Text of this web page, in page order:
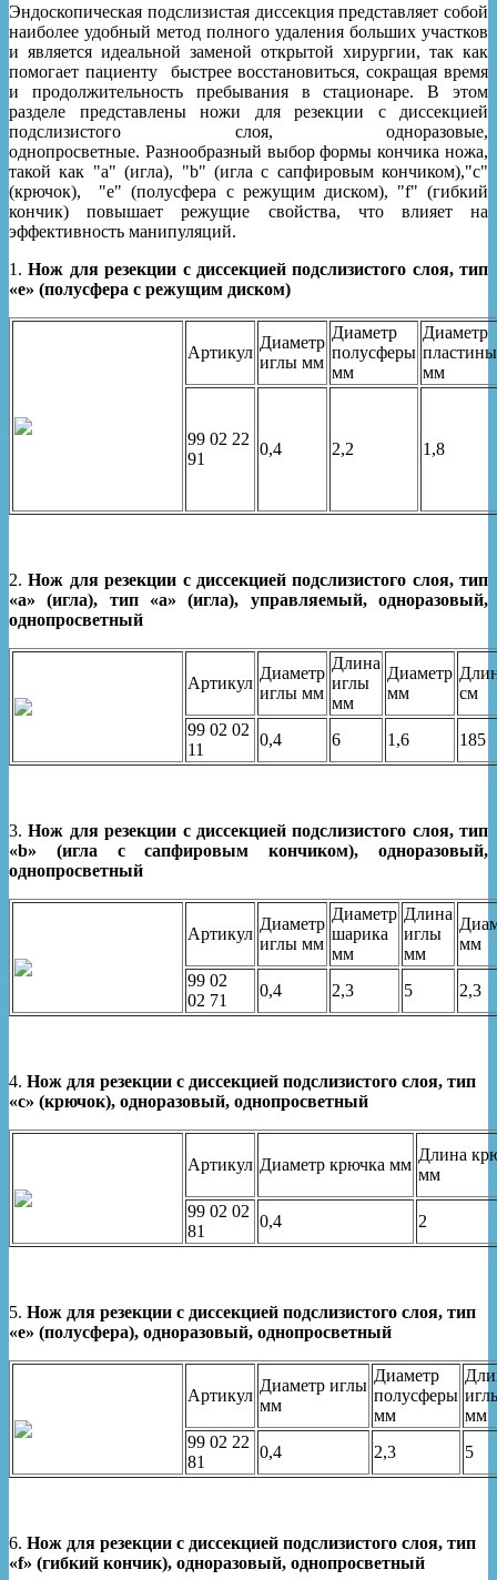
Эндоскопическая подслизистая диссекция представляет собой
наиболее удобный метод полного удаления больших участков
и является идеальной заменой открытой хирургии, так как
помогает пациенту быстрее восстановиться, сокращая время
и продолжительность пребывания в стационаре. В этом
разделе представлены ножи для резекции с диссекцией
подслизистого слоя, одноразовые,
однопросветные. Разнообразный выбор формы кончика ножа,
такой как "a" (игла), "b" (игла с сапфировым кончиком),"c"
(крючок), "e" (полусфера с режущим диском), "f" (гибкий
кончик) повышает режущие свойства, что влияет на
эффективность манипуляций.
1.Нож для резекции с диссекцией подслизистого слоя, тип
«е» (полусфера с режущим диском)
Артикул
Диаметр
иглы мм
Диаметр
полусферы
мм
Диаметр
пластины
мм
99 02 22
91
0,4 2,2 1,8
2.Нож для резекции с диссекцией подслизистого слоя, тип
«а» (игла), тип «а» (игла), управляемый, одноразовый,
однопросветный
Артикул
Диаметр
иглы мм
Длина
иглы
мм
Диаметр
мм
см
99 02 02
11
0,4 6 1,6 185
3.Нож для резекции с диссекцией подслизистого слоя, тип
«b» (игла с сапфировым кончиком), одноразовый,
однопросветный
Артикул
Диаметр
иглы мм
Диаметр
шарика
мм
Длина
иглы
мм
мм
99 02
02 71
0,4 2,3 5 2,3
4. Нож для резекции с диссекцией подслизистого слоя, тип
«с» (крючок), одноразовый, однопросветный
Артикул Диаметр крючка мм
Длина
мм
99 02 02
81
0,4 2
5. Нож для резекции с диссекцией подслизистого слоя, тип
«е» (полусфера), одноразовый, однопросветный
Артикул
Диаметр иглы
мм
Диаметр
полусферы
мм
мм
99 02 22
81
0,4 2,3 5
6. Нож для резекции с диссекцией подслизистого слоя, тип
«f» (гибкий кончик), одноразовый, однопросветный